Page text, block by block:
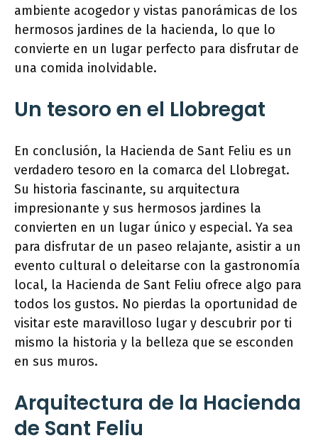
ambiente acogedor y vistas panorámicas de los
hermosos jardines de la hacienda, lo que lo
convierte en un lugar perfecto para disfrutar de
una comida inolvidable.
Un tesoro en el Llobregat
En conclusión, la Hacienda de Sant Feliu es un
verdadero tesoro en la comarca del Llobregat.
Su historia fascinante, su arquitectura
impresionante y sus hermosos jardines la
convierten en un lugar único y especial. Ya sea
para disfrutar de un paseo relajante, asistir a un
evento cultural o deleitarse con la gastronomía
local, la Hacienda de Sant Feliu ofrece algo para
todos los gustos. No pierdas la oportunidad de
visitar este maravilloso lugar y descubrir por ti
mismo la historia y la belleza que se esconden
en sus muros.
Arquitectura de la Hacienda
de Sant Feliu